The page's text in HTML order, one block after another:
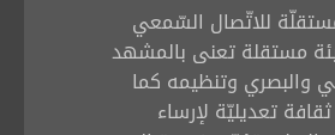
للاتّصال السّمعي
مستقلة تعنى بالمشهد
والبصري وتنظيمه كما
تعديليّة لإرساء
تبديل اللغة
العربية